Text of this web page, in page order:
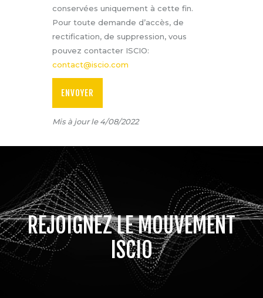
conservées uniquement à cette fin.
Pour toute demande d’accès, de
rectification, de suppression, vous
pouvez contacter ISCIO:
contact@iscio.com
Mis à jour le 4/08/2022
REJOIGNEZ LE MOUVEMENT
ISCIO